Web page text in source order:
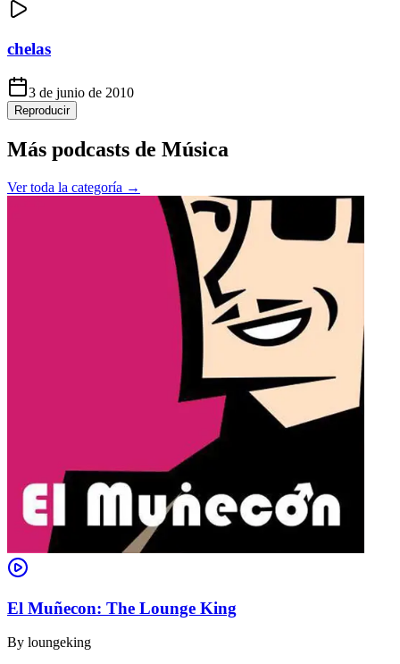
chelas
3 de junio de 2010
Reproducir
Más podcasts de Música
Ver toda la categoría →
El Muñecon: The Lounge King
By loungeking